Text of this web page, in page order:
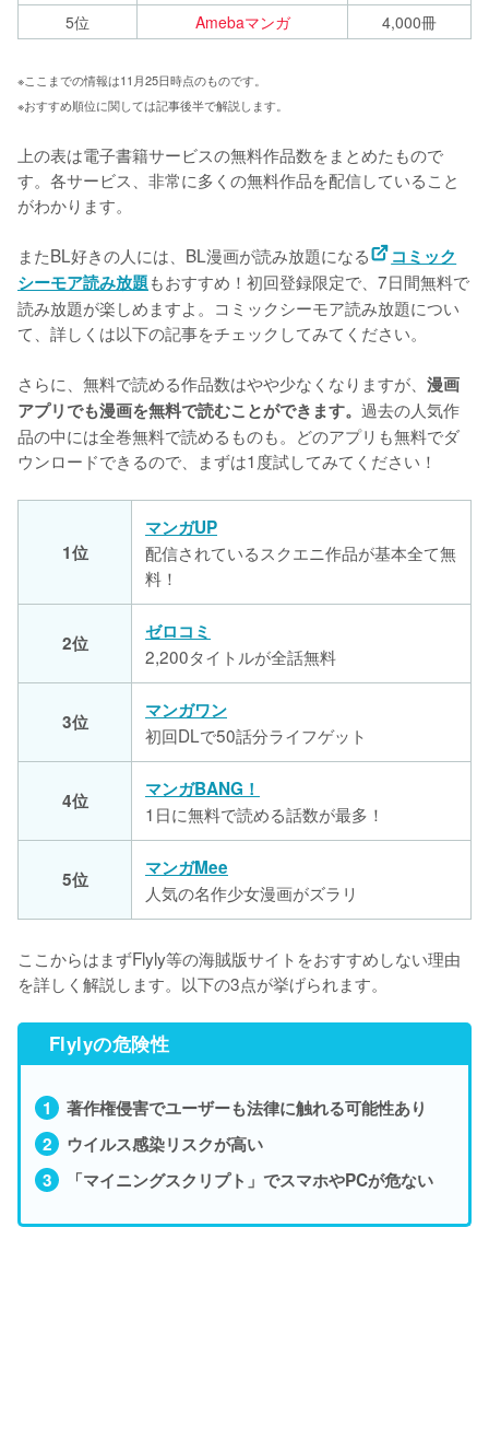
5位
Amebaマンガ 4,000冊
※ここまでの情報は11月25日時点のものです。
※おすすめ順位に関しては記事後半で解説します。
上の表は電子書籍サービスの無料作品数をまとめたもので
す。各サービス、非常に多くの無料作品を配信していること
がわかります。
またBL好きの人には、BL漫画が読み放題になる
コミック
シーモア読み放題もおすすめ！初回登録限定で、7日間無料で
読み放題が楽しめますよ。コミックシーモア読み放題につい
て、詳しくは以下の記事をチェックしてみてください。
さらに、無料で読める作品数はやや少なくなりますが、 漫画
アプリでも漫画を無料で読むことができます。 過去の人気作
品の中には全巻無料で読めるものも。どのアプリも無料でダ
ウンロードできるので、まずは1度試してみてください！
1位
マンガUP
配信されているスクエニ作品が基本全て無
料！
2位
ゼロコミ
2,200タイトルが全話無料
3位
マンガワン
初回DLで50話分ライフゲット
4位
マンガBANG！
1日に無料で読める話数が最多！
5位
マンガMee
人気の名作少女漫画がズラリ
ここからはまずFlyly等の海賊版サイトをおすすめしない理由
を詳しく解説します。以下の3点が挙げられます。
Flylyの危険性
著作権侵害でユーザーも法律に触れる可能性あり
ウイルス感染リスクが高い
「マイニングスクリプト」でスマホやPCが危ない